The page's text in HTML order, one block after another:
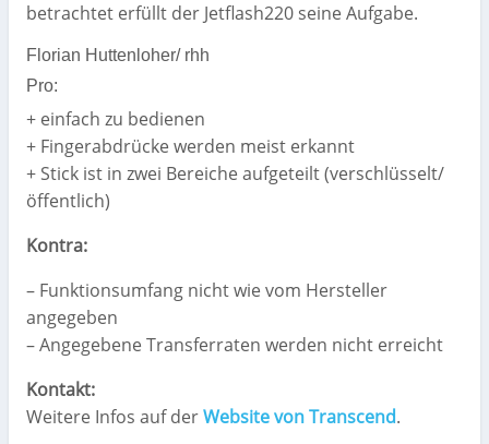
betrachtet erfüllt der Jetflash220 seine Aufgabe.
Florian Huttenloher/ rhh
Pro:
+ einfach zu bedienen
+ Fingerabdrücke werden meist erkannt
+ Stick ist in zwei Bereiche aufgeteilt (verschlüsselt/
öffentlich)
Kontra:
– Funktionsumfang nicht wie vom Hersteller
angegeben
– Angegebene Transferraten werden nicht erreicht
Kontakt:
Weitere Infos auf derWebsite von Transcend.